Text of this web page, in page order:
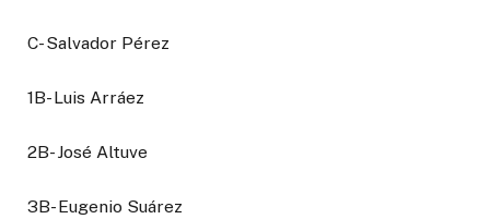
C- Salvador Pérez
1B- Luis Arráez
2B- José Altuve
3B- Eugenio Suárez